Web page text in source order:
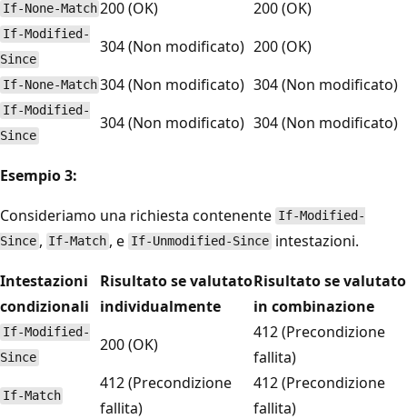
If-None-Match 200 (OK) 200 (OK)
If-Modified-
Since
304 (Non modificato) 200 (OK)
If-None-Match 304 (Non modificato) 304 (Non modificato)
If-Modified-
Since
304 (Non modificato) 304 (Non modificato)
Esempio 3:
Consideriamo una richiesta contenente If-Modified-
Since , If-Match , e If-Unmodified-Since intestazioni.
Intestazioni
condizionali
Risultato se valutato
individualmente
Risultato se valutato
in combinazione
If-Modified-
Since
200 (OK)
412 (Precondizione
fallita)
If-Match
412 (Precondizione
fallita)
412 (Precondizione
fallita)